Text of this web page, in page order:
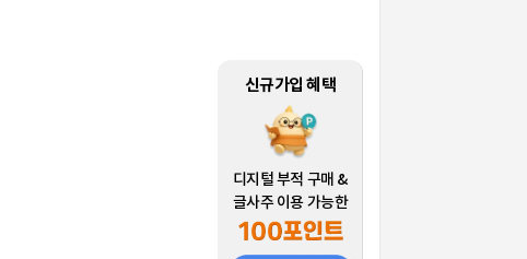
신규가입 혜택
디지털 부적 구매 &
글사주 이용 가능한